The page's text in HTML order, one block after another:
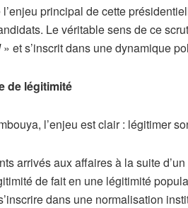
principal de cette
Le véritable sens de ce
» et s’inscrit dans une dynamique
de légitimité
l’enjeu est clair : légitimer
arrivés aux affaires à la suite
de fait en une légitimité
dans une normalisation